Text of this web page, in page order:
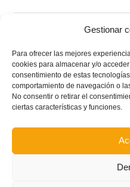
Gestionar
Para ofrecer las mejores
cookies para almacenar y/o
consentimiento de estas
comportamiento de navegación o
No consentir o retirar el
ciertas características y funciones.
Circular nº. 6 – Fase
Este es el grupo
Federación RFEF
fútbol sala de la
El calendario del